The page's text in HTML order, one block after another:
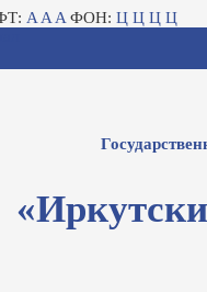
A A A ФОН: Ц Ц Ц Ц